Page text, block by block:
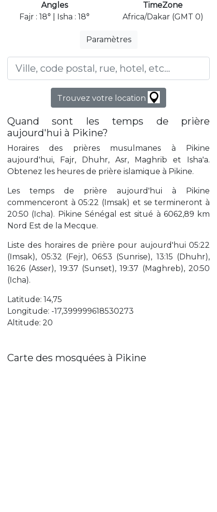
Angles
Fajr : 18° | Isha : 18°
TimeZone
Africa/Dakar (GMT 0)
Paramètres
Trouvez votre location
Quand sont les temps de prière
aujourd'hui à Pikine?
Horaires des prières musulmanes à Pikine
aujourd'hui, Fajr, Dhuhr, Asr, Maghrib et Isha'a.
Obtenez les heures de prière islamique à Pikine.
Les temps de prière aujourd'hui à Pikine
commenceront à 05:22 (Imsak) et se termineront à
20:50 (Icha). Pikine Sénégal est situé à 6062,89 km
Nord Est de la Mecque.
Liste des horaires de prière pour aujourd'hui 05:22
(Imsak), 05:32 (Fejr), 06:53 (Sunrise), 13:15 (Dhuhr),
16:26 (Asser), 19:37 (Sunset), 19:37 (Maghreb), 20:50
(Icha).
Latitude: 14,75
Longitude: -17,399999618530273
Altitude: 20
Carte des mosquées à Pikine